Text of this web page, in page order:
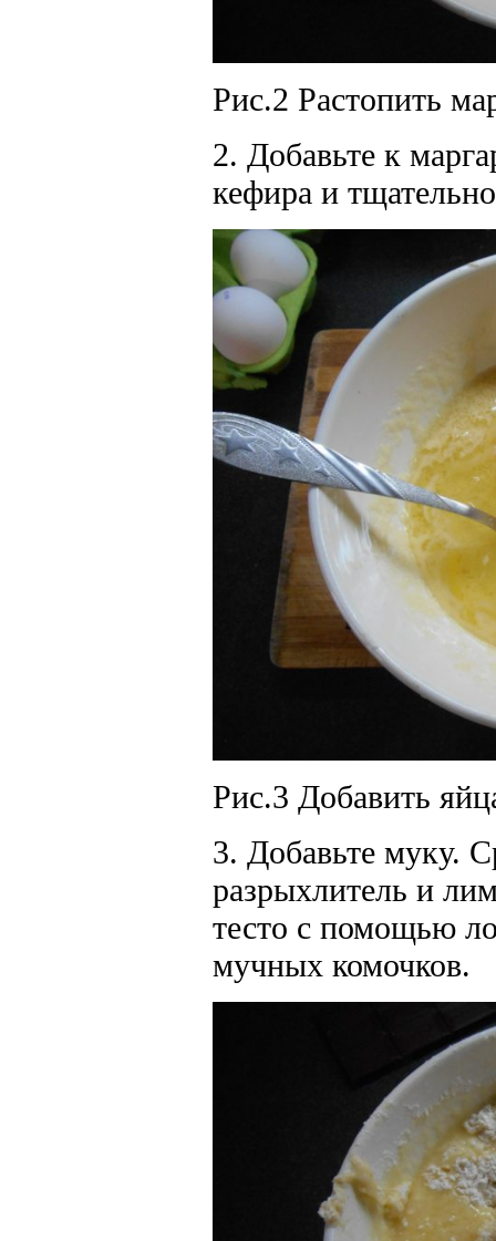
Рис.2 Растопить
2. Добавьте к
кефира и
Рис.3 Добавить
3. Добавьте муку.
разрыхлитель и
тесто с помощью
мучных комочков.